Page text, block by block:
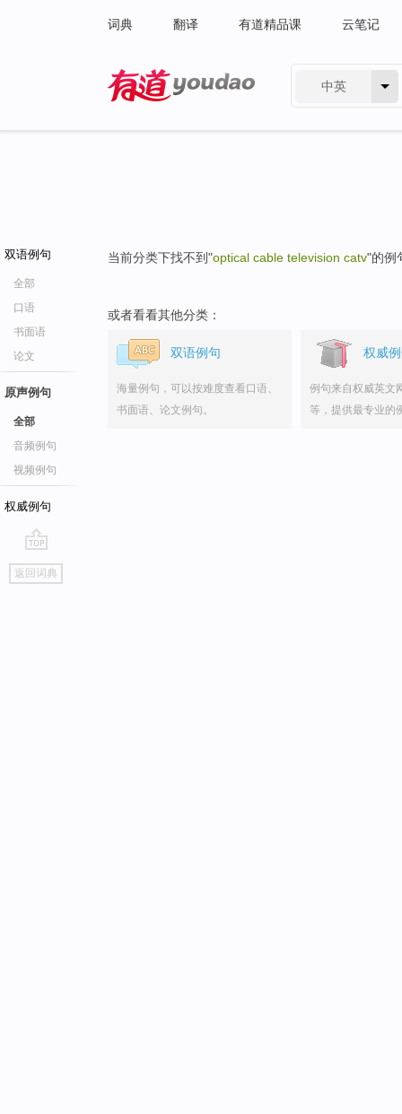
词典 翻译 有道精品课 云笔记
中英
双语例句
全部
口语
书面语
论文
原声例句
全部
音频例句
视频例句
权威例句
go
top
返回词典
当前分类下找不到"optical cable television catv"的例
或者看看其他分类：
双语例句
海量例句，可以按难度查看口语、
书面语、论文例句。
权威
例句来自权威英文
等，提供最专业的